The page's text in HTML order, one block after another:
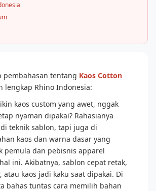
pembahasan tentang Kaos Cotton
lengkap Rhino Indonesia:
kaos custom yang awet, nggak
nyaman dipakai? Rahasianya
teknik sablon, tapi juga di
kaos dan warna dasar yang
pemula dan pebisnis apparel
ini. Akibatnya, sablon cepat retak,
atau kaos jadi kaku saat dipakai. Di
bahas tuntas cara memilih bahan